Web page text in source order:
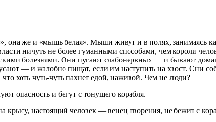
же и «мышь белая». Мыши живут и в полях, занимаясь
ничуть не более гуманными способами, чем короли
болезнями. Они пугают слабонервных — и бывают
— и жалобно пищат, если им наступить на хвост. Они
что хоть чуть-чуть пахнет едой, наживой. Чем не люди?
опасность и бегут с тонущего корабля.
крысу, настоящий человек — венец творения, не бежит с